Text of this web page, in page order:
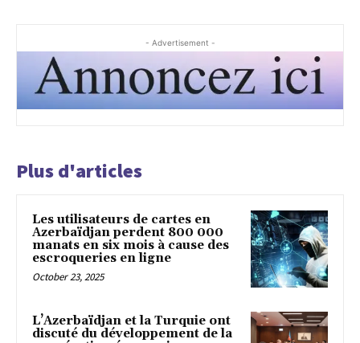
- Advertisement -
Plus d'articles
Les utilisateurs de cartes en
Azerbaïdjan perdent 800 000
manats en six mois à cause des
escroqueries en ligne
October 23, 2025
L’Azerbaïdjan et la Turquie ont
discuté du développement de la